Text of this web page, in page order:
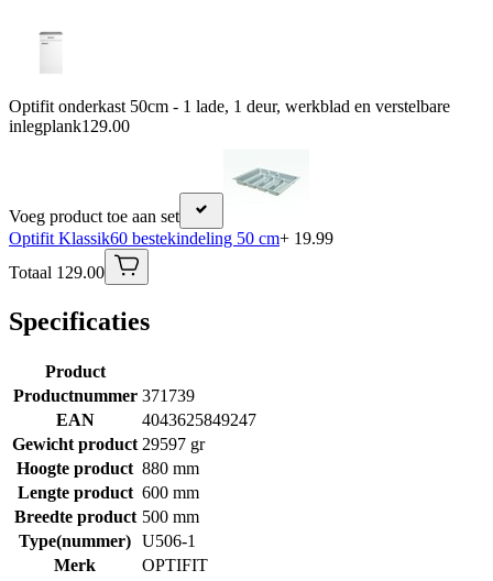
Optifit onderkast 50cm - 1 lade, 1 deur, werkblad en verstelbare
inlegplank129.00
Voeg product toe aan set
Optifit Klassik60 bestekindeling 50 cm+ 19.99
Totaal 129.00
Specificaties
Product
Productnummer 371739
EAN
4043625849247
Gewicht product 29597 gr
Hoogte product 880 mm
Lengte product 600 mm
Breedte product 500 mm
Type(nummer) U506-1
Merk
OPTIFIT